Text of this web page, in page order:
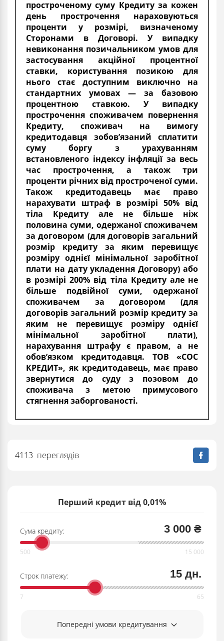
Перший кредит від 0,01%
Сума кредиту: 3 000 ₴
Строк платежу: 15 дн.
Попередні умови кредитування
простроченому суму Кредиту за кожен
день прострочення нараховуються
проценти у розмірі, визначеному
Сторонами в Договорі. У випадку
невиконання позичальником умов для
застосування акційної процентної
ставки, користування позикою для
нього стає доступним виключно на
стандартних умовах — за базовою
процентною ставкою. У випадку
прострочення споживачем повернення
Кредиту, споживач на вимогу
кредитодавця зобов’язаний сплатити
суму боргу з урахуванням
встановленого індексу інфляції за весь
час прострочення, а також три
проценти річних від простроченої суми.
Також кредитодавець має право
нарахувати штраф в розмірі 50% від
тіла Кредиту але не більше ніж
половина суми, одержаної споживачем
за договором (для договорів загальний
розмір кредиту за яким перевищує
розміру однієї мінімальної заробітної
плати на дату укладення Договору) або
в розмірі 200% від тіла Кредиту але не
більше подвійної суми, одержаної
споживачем за договором (для
договорів загальний розмір кредиту за
яким не перевищує розміру однієї
мінімальної заробітної плати),
нарахування штрафу є правом, а не
обов’язком кредитодавця. ТОВ «СОС
КРЕДИТ», як кредитодавець, має право
звернутися до суду з позовом до
споживача з метою примусового
стягнення заборгованості.
4113 переглядів